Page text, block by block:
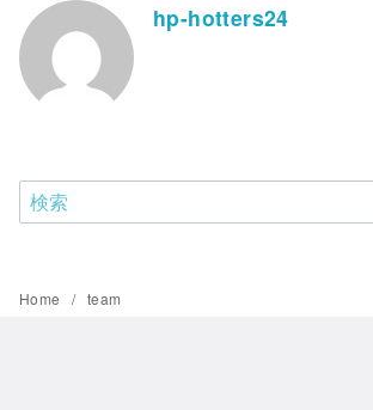
hp-hotters24
Home team